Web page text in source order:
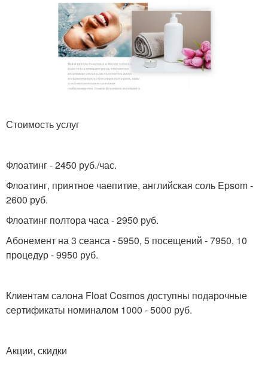
Стоимость услуг
Флоатинг - 2450 руб./час.
Флоатинг, приятное чаепитие, английская соль Epsom -
2600 руб.
Флоатинг полтора часа - 2950 руб.
Абонемент на 3 сеанса - 5950, 5 посещений - 7950, 10
процедур - 9950 руб.
Клиентам салона Float Cosmos доступны подарочные
сертификаты номиналом 1000 - 5000 руб.
Акции, скидки